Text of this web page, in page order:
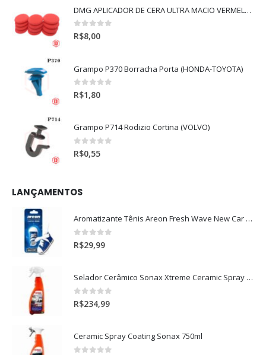
DMG APLICADOR DE CERA ULTRA MACIO VERMELHO l
0out of 5
R$8,00
Grampo P370 Borracha Porta (HONDA-TOYOTA)
0out of 5
R$1,80
Grampo P714 Rodizio Cortina (VOLVO)
0out of 5
R$0,55
LANÇAMENTOS
Aromatizante Tênis Areon Fresh Wave New Car / Carro Novo
0out of 5
R$29,99
Selador Cerâmico Sonax Xtreme Ceramic Spray + Seal (750ml)
0 out of 5
R$234,99
Ceramic Spray Coating Sonax 750ml